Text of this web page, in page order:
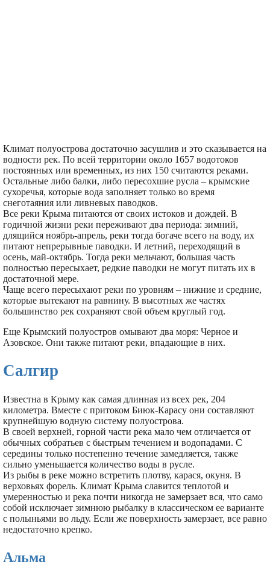
Климат полуострова достаточно засушлив и это сказывается на
водности рек. По всей территории около 1657 водотоков
постоянных или временных, из них 150 считаются реками.
Остальные либо балки, либо пересохшие русла – крымские
сухоречья, которые вода заполняет только во время
снеготаяния или ливневых паводков.
Все реки Крыма питаются от своих истоков и дождей. В
годичной жизни реки переживают два периода: зимний,
длящийся ноябрь-апрель, реки тогда богаче всего на воду, их
питают непрерывные паводки. И летний, переходящий в
осень, май-октябрь. Тогда реки мельчают, большая часть
полностью пересыхает, редкие паводки не могут питать их в
достаточной мере.
Чаще всего пересыхают реки по уровням – нижние и средние,
которые вытекают на равнину. В высотных же частях
большинство рек сохраняют свой объем круглый год.
Еще Крымский полуостров омывают два моря: Черное и
Азовское. Они также питают реки, впадающие в них.
Салгир
Известна в Крыму как самая длинная из всех рек, 204
километра. Вместе с притоком Биюк-Карасу они составляют
крупнейшую водную систему полуострова.
В своей верхней, горной части река мало чем отличается от
обычных собратьев с быстрым течением и водопадами. С
середины только постепенно течение замедляется, также
сильно уменьшается количество воды в русле.
Из рыбы в реке можно встретить плотву, карася, окуня. В
верховьях форель. Климат Крыма славится теплотой и
умеренностью и река почти никогда не замерзает вся, что само
собой исключает зимнюю рыбалку в классическом ее варианте
с полыньями во льду. Если же поверхность замерзает, все равно
недостаточно крепко.
Альма